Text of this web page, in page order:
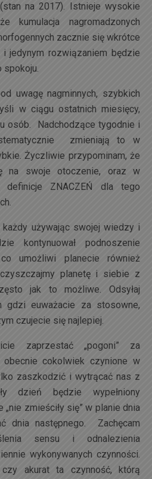
na 2017). Istnieje wysokie
kumulacja nagromadzonych
zacznie się wkrótce
jedynym rozwiązaniem będzie
spokoju.
uwagę nagminnych, szybkich
w ciągu ostatnich miesięcy,
osób. Nadchodzące tygodnie i
zmieniają to w
Życzliwie przypominam, że
na swoje otoczenie, oraz w
ZNACZEŃ dla tego
używając swojej wiedzy i
kontynuował podnoszenie
co umożliwi planecie również
planetę i siebie z
jak to możliwe. Odsyłaj
euważacie za stosowne,
czujecie się najlepiej.
zaprzestać „pogoni” za
obecnie cokolwiek czynione w
zaszkodzić i wytrącać nas z
dzień będzie wypełniony
zmieściły się” w planie dnia
dnia następnego. Zachęcam
sensu i odnalezienia
wykonywanych czynności.
czy akurat ta czynność, którą